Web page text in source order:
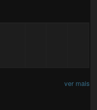
ver mais